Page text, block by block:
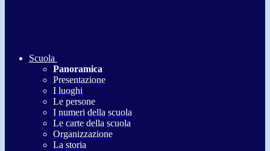
Scuola
Panoramica
Presentazione
I luoghi
Le persone
I numeri della scuola
Le carte della scuola
Organizzazione
La storia